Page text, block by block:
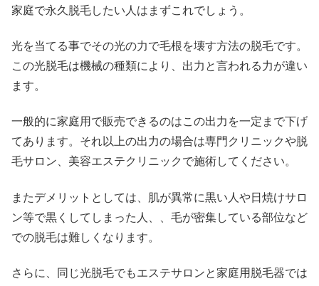
家庭で永久脱毛したい人はまずこれでしょう。
光を当てる事でその光の力で毛根を壊す方法の脱毛です。
この光脱毛は機械の種類により、出力と言われる力が違い
ます。
一般的に家庭用で販売できるのはこの出力を一定まで下げ
てあります。それ以上の出力の場合は専門クリニックや脱
毛サロン、美容エステクリニックで施術してください。
またデメリットとしては、肌が異常に黒い人や日焼けサロ
ン等で黒くしてしまった人、、毛が密集している部位など
での脱毛は難しくなります。
さらに、同じ光脱毛でもエステサロンと家庭用脱毛器では